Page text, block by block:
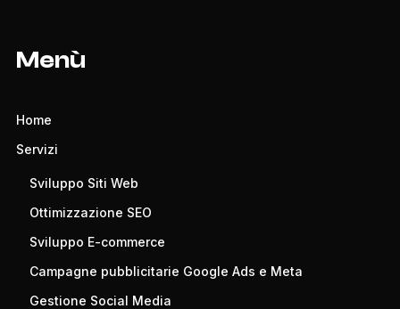
Menù
Home
Servizi
Sviluppo Siti Web
Ottimizzazione SEO
Sviluppo E-commerce
Campagne pubblicitarie Google Ads e Meta
Gestione Social Media